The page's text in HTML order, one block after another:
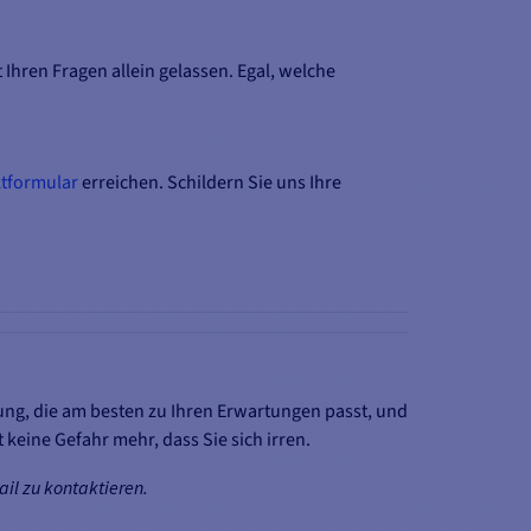
Fragen allein gelassen. Egal, welche
erreichen. Schildern Sie uns Ihre
die am besten zu Ihren Erwartungen passt, und
Gefahr mehr, dass Sie sich irren.
zu kontaktieren.